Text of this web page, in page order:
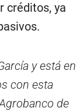
créditos, ya
y está en
con esta
de